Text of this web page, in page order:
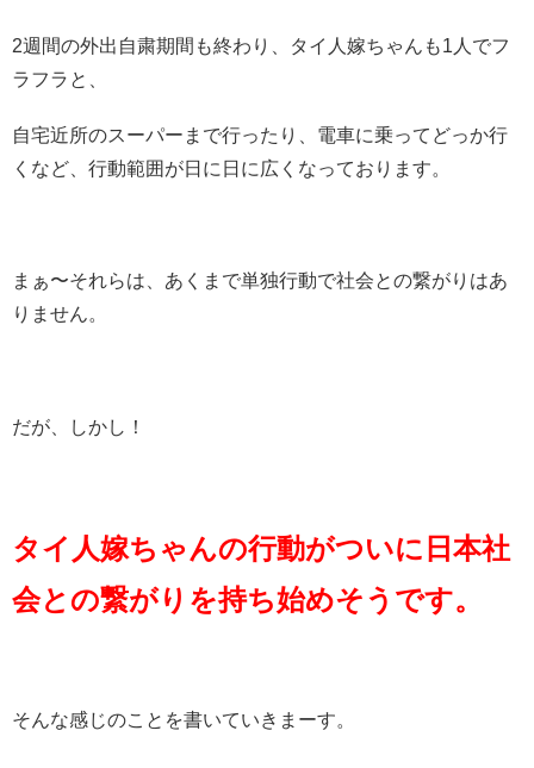
2週間の外出自粛期間も終わり、タイ人嫁ちゃんも1人でフ
ラフラと、
自宅近所のスーパーまで行ったり、電車に乗ってどっか行
くなど、行動範囲が日に日に広くなっております。
まぁ〜それらは、あくまで単独行動で社会との繋がりはあ
りません。
だが、しかし！
タイ人嫁ちゃんの行動がついに日本社
会との繋がりを持ち始めそうです。
そんな感じのことを書いていきまーす。